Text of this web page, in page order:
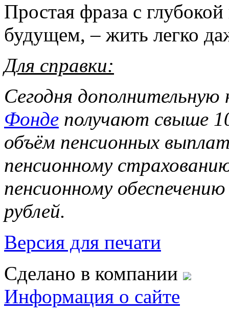
Простая фраза с
будущем, – жить легко
Для справки:
Сегодня дополнительную
Фонде получают свыше
объём пенсионных
пенсионному
пенсионному
рублей.
Версия для печати
Сделано в компании
Информация о сайте